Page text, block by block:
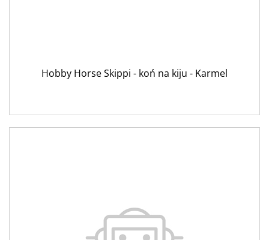
Hobby Horse Skippi - koń na kiju - Karmel